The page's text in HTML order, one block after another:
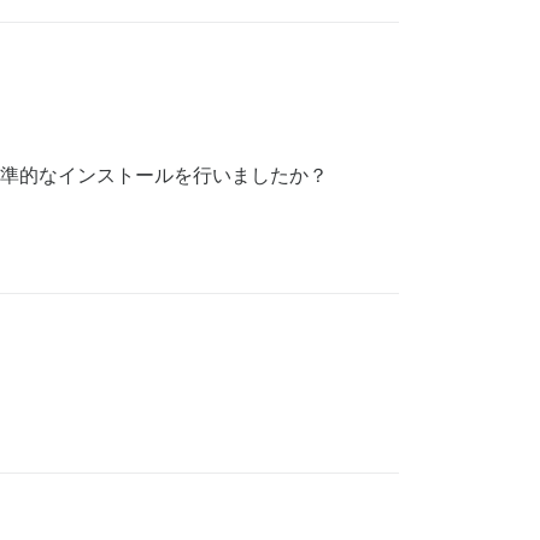
的なインストールを行いましたか？